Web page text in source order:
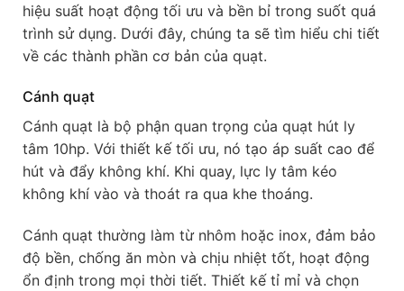
hiệu suất hoạt động tối ưu và bền bỉ trong suốt quá
trình sử dụng. Dưới đây, chúng ta sẽ tìm hiểu chi tiết
về các thành phần cơ bản của quạt.
Cánh quạt
Cánh quạt là bộ phận quan trọng của quạt hút ly
tâm 10hp. Với thiết kế tối ưu, nó tạo áp suất cao để
hút và đẩy không khí. Khi quay, lực ly tâm kéo
không khí vào và thoát ra qua khe thoáng.
Cánh quạt thường làm từ nhôm hoặc inox, đảm bảo
độ bền, chống ăn mòn và chịu nhiệt tốt, hoạt động
ổn định trong mọi thời tiết. Thiết kế tỉ mỉ và chọn